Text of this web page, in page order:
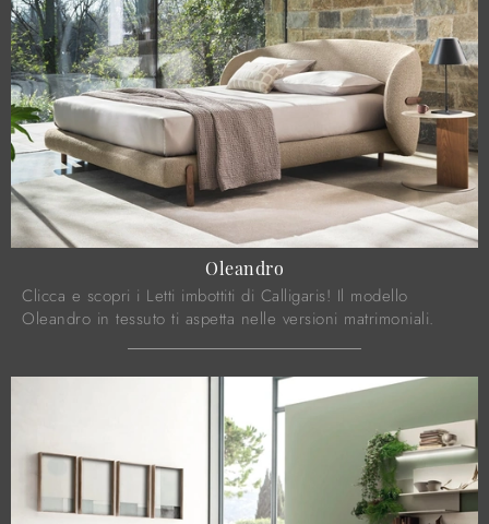
Oleandro
Clicca e scopri i Letti imbottiti di Calligaris! Il modello
Oleandro in tessuto ti aspetta nelle versioni matrimoniali.